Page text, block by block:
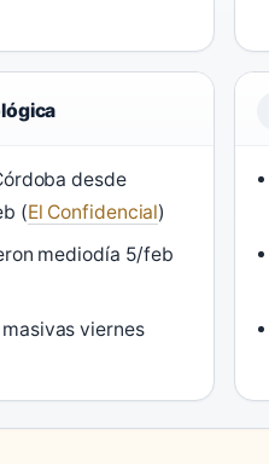
desde
(El Confidencial)
mediodía 5/feb
viernes